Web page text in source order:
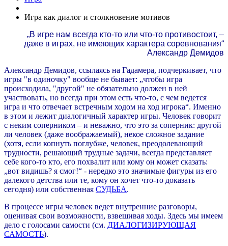
Игра как диалог и столкновение мотивов
„В игре нам всегда кто-то или что-то противостоит, –
даже в играх, не имеющих характера соревнования“
Александр Демидов
Александр Демидов, ссылаясь на Гадамера, подчеркивает, что
игры "в одиночку" вообще не бывает: „чтобы игра
происходила, "другой" не обязательно должен в ней
участвовать, но всегда при этом есть что-то, с чем ведется
игра и что отвечает встречным ходом на ход игрока“. Именно
в этом и лежит диалогичный характер игры. Человек говорит
с неким соперником – и неважно, что это за соперник: другой
ли человек (даже воображаемый), некое сложное задание
(хотя, если копнуть поглубже, человек, преодолевающий
трудности, решающий трудные задачи, всегда представляет
себе кого-то кто, его похвалит или кому он может сказать:
„вот видишь? я смог!“ - нередко это значимые фигуры из его
далекого детства или те, кому он хочет что-то доказать
сегодня) или собственная СУДЬБА.
В процессе игры человек ведет внутренние разговоры,
оценивая свои возможности, взвешивая ходы. Здесь мы имеем
дело с голосами самости (см. ДИАЛОГИЗИРУЮЩАЯ
САМОСТЬ).